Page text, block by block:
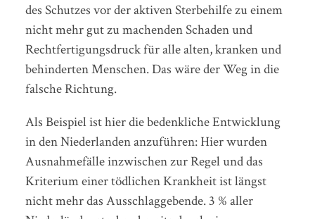
des Schutzes vor der aktiven Sterbehilfe zu einem
nicht mehr gut zu machenden Schaden und
Rechtfertigungsdruck für alle alten, kranken und
behinderten Menschen. Das wäre der Weg in die
falsche Richtung.
Als Beispiel ist hier die bedenkliche Entwicklung
in den Niederlanden anzuführen: Hier wurden
Ausnahmefälle inzwischen zur Regel und das
Kriterium einer tödlichen Krankheit ist längst
nicht mehr das Ausschlaggebende. 3 % aller